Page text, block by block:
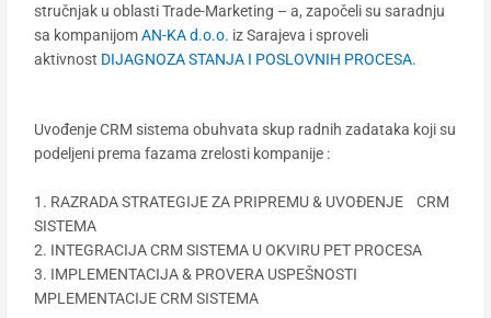
stručnjak u oblasti Trade-Marketing – a, započeli su saradnju
sa kompanijomAN-KA d.o.o. iz Sarajeva i sproveli
aktivnost DIJAGNOZA STANJA I POSLOVNIH PROCESA.
Uvođenje CRM sistema obuhvata skup radnih zadataka koji su
podeljeni prema fazama zrelosti kompanije :
1. RAZRADA STRATEGIJE ZA PRIPREMU & UVOĐENJE CRM
SISTEMA
2. INTEGRACIJA CRM SISTEMA U OKVIRU PET PROCESA
3. IMPLEMENTACIJA & PROVERA USPEŠNOSTI
MPLEMENTACIJE CRM SISTEMA